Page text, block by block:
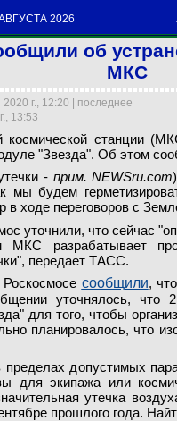
2026
об
МКС
г., 12:20 | последнее
13:53
станции
"Звезда". Об этом
- прим. NEWSru.com
мы будем
в ходе переговоров с
уточнили, что сейчас
МКС разрабатывает
передает ТАСС.
сообщили,
уточнялось, что
для того, чтобы
планировалось, что
пределах допустимых
для экипажа или
утечка
прошлого года.